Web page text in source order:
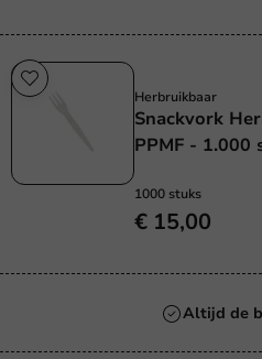
Herbruikbaar
Snackvork
PPMF - 1.000
1000 stuks
€ 15,00
Altijd de